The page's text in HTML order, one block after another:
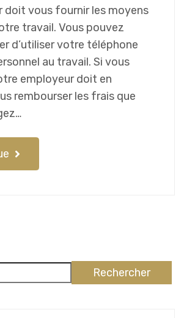
doit vous fournir les moyens
travail. Vous pouvez
d’utiliser votre téléphone
au travail. Si vous
employeur doit en
rembourser les frais que
Rechercher